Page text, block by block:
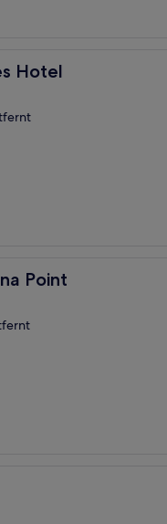
Hotel
Point